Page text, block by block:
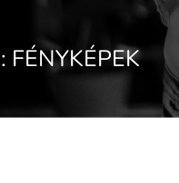
FÉNYKÉPEK